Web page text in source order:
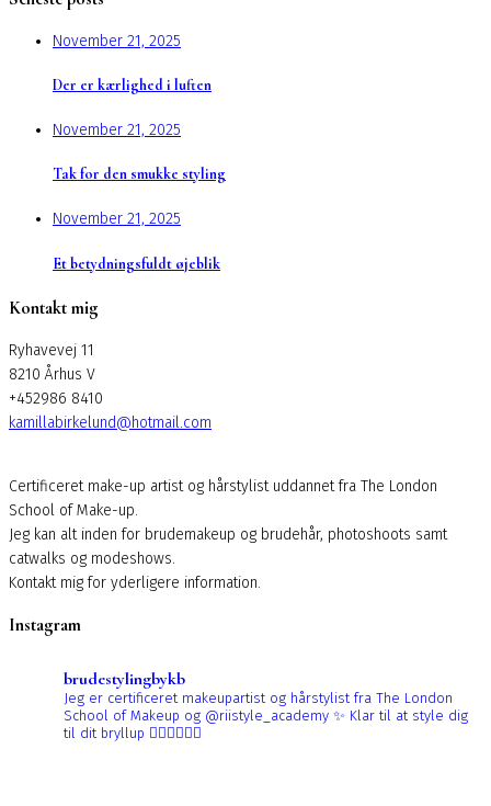
November 21, 2025
Der er kærlighed i luften
November 21, 2025
Tak for den smukke styling
November 21, 2025
Et betydningsfuldt øjeblik
Kontakt mig
Ryhavevej 11
8210 Århus V
+452986 8410
kamillabirkelund@hotmail.com
Certificeret make-up artist og hårstylist uddannet fra The London
School of Make-up.
Jeg kan alt inden for brudemakeup og brudehår, photoshoots samt
catwalks og modeshows.
Kontakt mig for yderligere information.
Instagram
brudestylingbykb
Jeg er certificeret makeupartist og hårstylist fra The London
School of Makeup og @riistyle_academy ✨ Klar til at style dig
til dit bryllup 👰🏼‍♀️👰🏻‍♀️